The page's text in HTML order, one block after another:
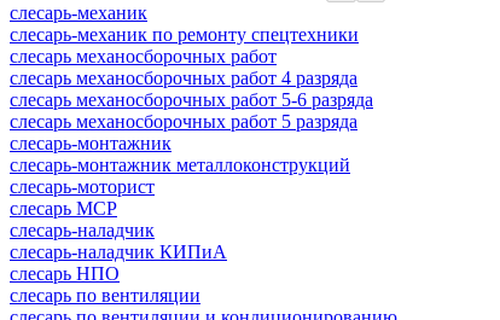
слесарь-механик
слесарь-механик по ремонту спецтехники
слесарь механосборочных работ
слесарь механосборочных работ 4 разряда
слесарь механосборочных работ 5-6 разряда
слесарь механосборочных работ 5 разряда
слесарь-монтажник
слесарь-монтажник металлоконструкций
слесарь-моторист
слесарь МСР
слесарь-наладчик
слесарь-наладчик КИПиА
слесарь НПО
слесарь по вентиляции